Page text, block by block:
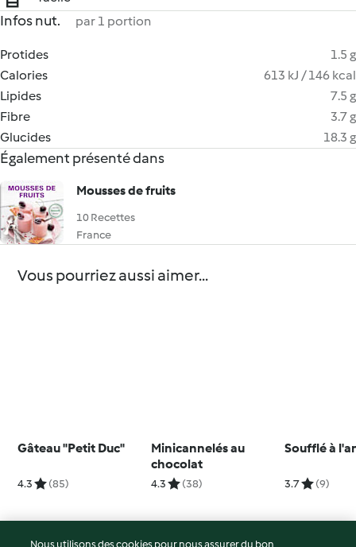
Infos nut. par 1 portion
Protides
1.5 g
Calories
613 kJ / 146 kcal
Lipides
7.5 g
Fibre
3.7 g
Glucides
18.3 g
Également présenté dans
Mousses de fruits
10 Recettes
France
Vous pourriez aussi aimer...
Gâteau "Petit Duc"
4.3 (85)
Minicannelés au
chocolat
4.3 (38)
Soufflé à
3.7 (9)
Nous utilisons des cookies pour nous assurer du bon